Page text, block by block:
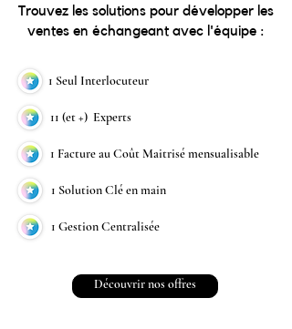
Trouvez les solutions pour développer les
ventes en échangeant avec l'équipe :
1 Seul Interlocuteur
11 (et +) Experts
1 Facture au Coût Maitrisé mensualisable
1 Solution Clé en main
1 Gestion Centralisée
Faire un test
Découvrir nos offres